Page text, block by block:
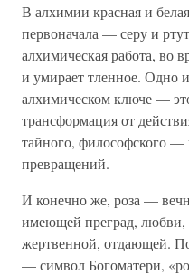
В алхимии красная и
первоначала — серу и
алхимическая работа, во
и умирает тленное. Одно
алхимическом ключе —
трансформация от
тайного, философского
превращений.
И конечно же, роза —
имеющей преград,
жертвенной, отдающей.
— символ Богоматери,